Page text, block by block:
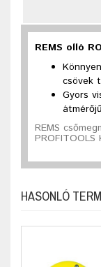
REMS olló
csövek
Gyors
REMS
PROFITOOLS
HASONLÓ